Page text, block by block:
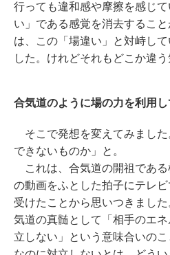
行っても違和感や摩擦を感じ
い」である感覚を消去するこ
は、この「場違い」と対峙し
した。けれどそれもどこか違う
合気道のように場の力を利用し
そこで発想を変えてみました
できないものか」と。
これは、合気道の開祖である
の動画をふとした拍子にテレ
受けたことから思いつきまし
気道の真髄として「相手のエ
立しない」という意味合いの